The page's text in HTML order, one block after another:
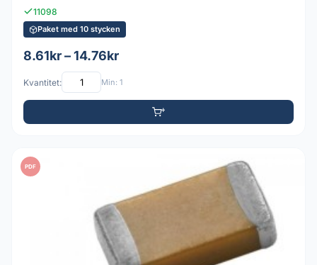
11098
Paket med 10 stycken
8.61kr – 14.76kr
Kvantitet: Min: 1
PDF